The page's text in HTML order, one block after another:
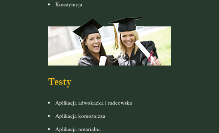
Konstytucja
Testy
Aplikacja adwokacka i radcowska
Aplikacja komornicza
Aplikacja notarialna